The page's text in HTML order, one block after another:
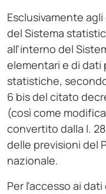
Esclusivamente
del Sistema
all'interno del
elementari e di dati
statistiche,
6 bis del citato
(così come
convertito dalla l.
delle previsioni del
nazionale.
Per l'accesso ai